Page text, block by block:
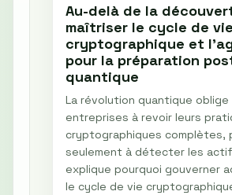
Au-delà de la
maîtriser le cycle de vie
cryptographique et
pour la préparation
quantique
La révolution quantique oblige
entreprises à revoir leurs
cryptographiques complètes,
seulement à détecter les
explique pourquoi gouverner
le cycle de vie